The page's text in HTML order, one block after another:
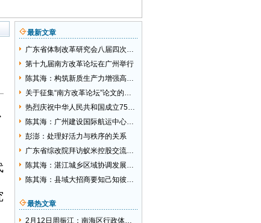
最新文章
广东省体制改革研究会八届四次会员代表大会成功举行
第十九届南方改革论坛在广州举行
陈其海：构筑新质生产力增强高质量发展动能
关于征集“南方改革论坛”论文的通知
热烈庆祝中华人民共和国成立75周年
陈其海：广州建设国际航运中心的目标追求坚定不移
彭澎：处理好活力与秩序的关系
广东省综改院拜访蚁米控股交流区块链技术与新型智库建设
陈其海：湛江城乡区域协调发展思路创新的建议
陈其海：县域大招商要知己知彼还须创新理念
最热文章
2月12日周振江：南海区行政体制综合改革对我国的启示